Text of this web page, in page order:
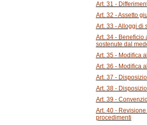
Art. 31 -
Art. 32 - Assetto
Art. 33 - Alloggi di
Art. 34 - Beneficio
sostenute dal
Art. 35 - Modifica
Art. 36 - Modifica
Art. 37 -
Art. 38 -
Art. 39 -
Art. 40 -
procedimenti